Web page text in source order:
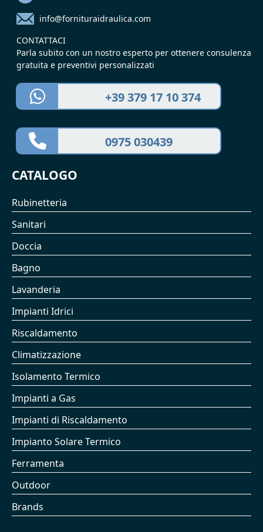
info@fornituraidraulica.com
CONTATTACI
Parla subito con un nostro esperto per ottenere consulenza
gratuita e preventivi personalizzati
+39 379 17 10 374
0975 030439
CATALOGO
Rubinetteria
Sanitari
Doccia
Bagno
Lavanderia
Impianti Idrici
Riscaldamento
Climatizzazione
Isolamento Termico
Impianti a Gas
Impianti di Riscaldamento
Impianto Solare Termico
Ferramenta
Outdoor
Brands